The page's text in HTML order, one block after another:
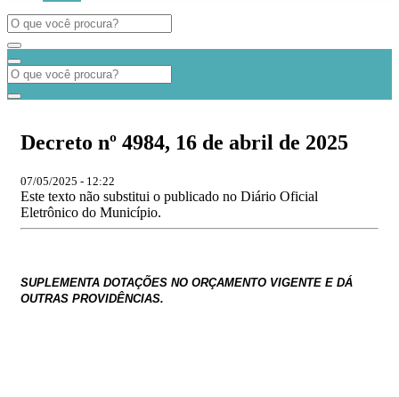
Decreto nº 4984, 16 de abril de 2025
07/05/2025 - 12:22
Este texto não substitui o publicado no Diário Oficial
Eletrônico do Município.
SUPLEMENTA DOTAÇÕES NO ORÇAMENTO VIGENTE E DÁ
OUTRAS PROVIDÊNCIAS.